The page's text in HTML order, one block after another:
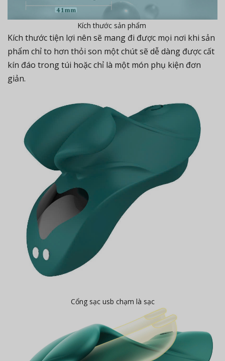
Kích thước sản phẩm
Kích thước tiện lợi nên sẽ mang đi được mọi nơi khi sản
phẩm chỉ to hơn thỏi son một chút sẽ dễ dàng được cất
kín đáo trong túi hoặc chỉ là một món phụ kiện đơn
giản.
Cổng sạc usb chạm là sạc